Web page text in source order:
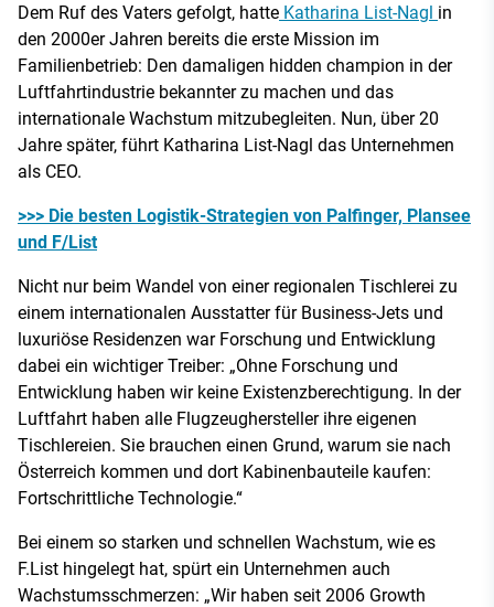
Dem Ruf des Vaters gefolgt, hatte Katharina List-Nagl in
den 2000er Jahren bereits die erste Mission im
Familienbetrieb: Den damaligen hidden champion in der
Luftfahrtindustrie bekannter zu machen und das
internationale Wachstum mitzubegleiten. Nun, über 20
Jahre später, führt Katharina List-Nagl das Unternehmen
als CEO.
>>> Die besten Logistik-Strategien von Palfinger, Plansee
und F/List
Nicht nur beim Wandel von einer regionalen Tischlerei zu
einem internationalen Ausstatter für Business-Jets und
luxuriöse Residenzen war Forschung und Entwicklung
dabei ein wichtiger Treiber: „Ohne Forschung und
Entwicklung haben wir keine Existenzberechtigung. In der
Luftfahrt haben alle Flugzeughersteller ihre eigenen
Tischlereien. Sie brauchen einen Grund, warum sie nach
Österreich kommen und dort Kabinenbauteile kaufen:
Fortschrittliche Technologie.“
Bei einem so starken und schnellen Wachstum, wie es
F.List hingelegt hat, spürt ein Unternehmen auch
Wachstumsschmerzen: „Wir haben seit 2006 Growth